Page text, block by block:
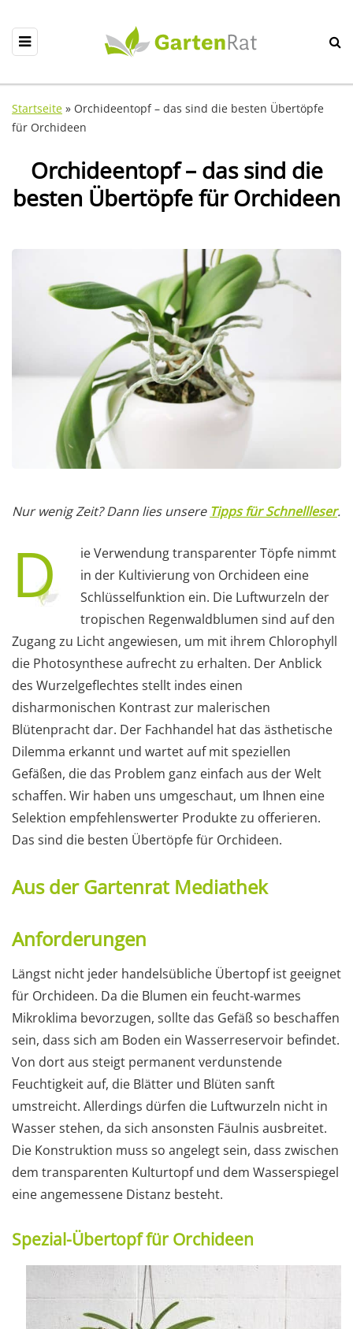
Startseite » Orchideentopf – das sind die besten Übertöpfe
für Orchideen
Orchideentopf – das sind die
besten Übertöpfe für Orchideen
Nur wenig Zeit? Dann lies unsere Tipps für Schnellleser.
D
ie Verwendung transparenter Töpfe nimmt
in der Kultivierung von Orchideen eine
Schlüsselfunktion ein. Die Luftwurzeln der
tropischen Regenwaldblumen sind auf den
Zugang zu Licht angewiesen, um mit ihrem Chlorophyll
die Photosynthese aufrecht zu erhalten. Der Anblick
des Wurzelgeflechtes stellt indes einen
disharmonischen Kontrast zur malerischen
Blütenpracht dar. Der Fachhandel hat das ästhetische
Dilemma erkannt und wartet auf mit speziellen
Gefäßen, die das Problem ganz einfach aus der Welt
schaffen. Wir haben uns umgeschaut, um Ihnen eine
Selektion empfehlenswerter Produkte zu offerieren.
Das sind die besten Übertöpfe für Orchideen.
Aus der Gartenrat Mediathek
Anforderungen
Längst nicht jeder handelsübliche Übertopf ist geeignet
für Orchideen. Da die Blumen ein feucht-warmes
Mikroklima bevorzugen, sollte das Gefäß so beschaffen
sein, dass sich am Boden ein Wasserreservoir befindet.
Von dort aus steigt permanent verdunstende
Feuchtigkeit auf, die Blätter und Blüten sanft
umstreicht. Allerdings dürfen die Luftwurzeln nicht in
Wasser stehen, da sich ansonsten Fäulnis ausbreitet.
Die Konstruktion muss so angelegt sein, dass zwischen
dem transparenten Kulturtopf und dem Wasserspiegel
eine angemessene Distanz besteht.
Spezial-Übertopf für Orchideen